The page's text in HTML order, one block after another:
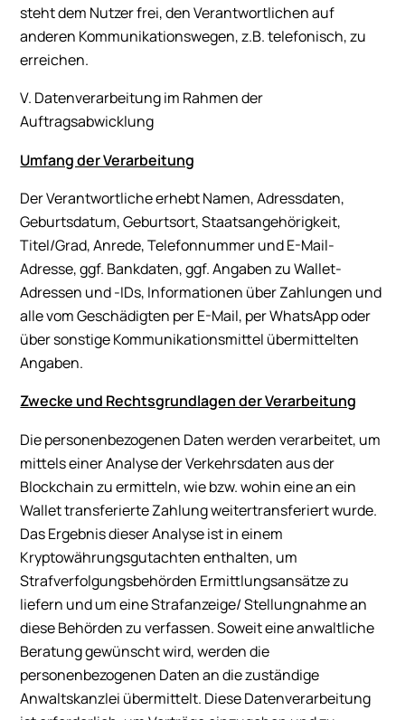
steht dem Nutzer frei, den Verantwortlichen auf
anderen Kommunikationswegen, z.B. telefonisch, zu
erreichen.
V. Datenverarbeitung im Rahmen der
Auftragsabwicklung
Umfang der Verarbeitung
Der Verantwortliche erhebt Namen, Adressdaten,
Geburtsdatum, Geburtsort, Staatsangehörigkeit,
Titel/Grad, Anrede, Telefonnummer und E-Mail-
Adresse, ggf. Bankdaten, ggf. Angaben zu Wallet-
Adressen und -IDs, Informationen über Zahlungen und
alle vom Geschädigten per E-Mail, per WhatsApp oder
über sonstige Kommunikationsmittel übermittelten
Angaben.
Zwecke und Rechtsgrundlagen der Verarbeitung
Die personenbezogenen Daten werden verarbeitet, um
mittels einer Analyse der Verkehrsdaten aus der
Blockchain zu ermitteln, wie bzw. wohin eine an ein
Wallet transferierte Zahlung weitertransferiert wurde.
Das Ergebnis dieser Analyse ist in einem
Kryptowährungsgutachten enthalten, um
Strafverfolgungsbehörden Ermittlungsansätze zu
liefern und um eine Strafanzeige/ Stellungnahme an
diese Behörden zu verfassen. Soweit eine anwaltliche
Beratung gewünscht wird, werden die
personenbezogenen Daten an die zuständige
Anwaltskanzlei übermittelt. Diese Datenverarbeitung